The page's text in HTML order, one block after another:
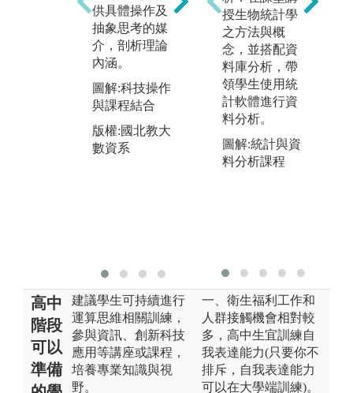
供具體操作及
抽象思考的媒
介，剖析理論
內涵。
圖解:科技操作
與課程結合
版權:國北教大
數資系
體驗與演練以
及實地參訪，
深入了解課程
內涵與深化學
習。
圖解:透過企業
參觀體驗學
習，讓學生理
論與實務結
授生物統計學
之方法與概
念，並搭配資
料庫分析，帶
領學生使用統
計軟體進行資
料分析。
圖解:統計與資
料分析課程
高中
階段
可以
準備
建議學生可持續進行
運算思維相關訓練，
參與資訊、創新科技
應用等講座或課程，
培養專業知識與視
野。
一、衛生福利工作和
人群接觸機會相對較
多，高中生宜訓練自
我表達能力(只要你不
排斥，自我表達能力
可以在大學端訓練)。